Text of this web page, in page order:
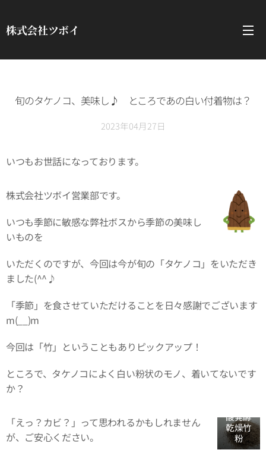
株式会社ツボイ
旬のタケノコ、美味し♪ ところであの白い付着物は？
2023年04月27日
いつもお世話になっております。
株式会社ツボイ営業部です。
いつも季節に敏感な弊社ボスから季節の美味し
いものを
いただくのですが、今回は今が旬の「タケノコ」をいただき
ました(^^♪
「季節」を食させていただけることを日々感謝でございます
m(__)m
今回は「竹」ということもありピックアップ！
ところで、タケノコによく白い粉状のモノ、着いてないです
か？
酸発酵
乾燥竹
粉
「えっ？カビ？」って思われるかもしれません
が、ご安心ください。